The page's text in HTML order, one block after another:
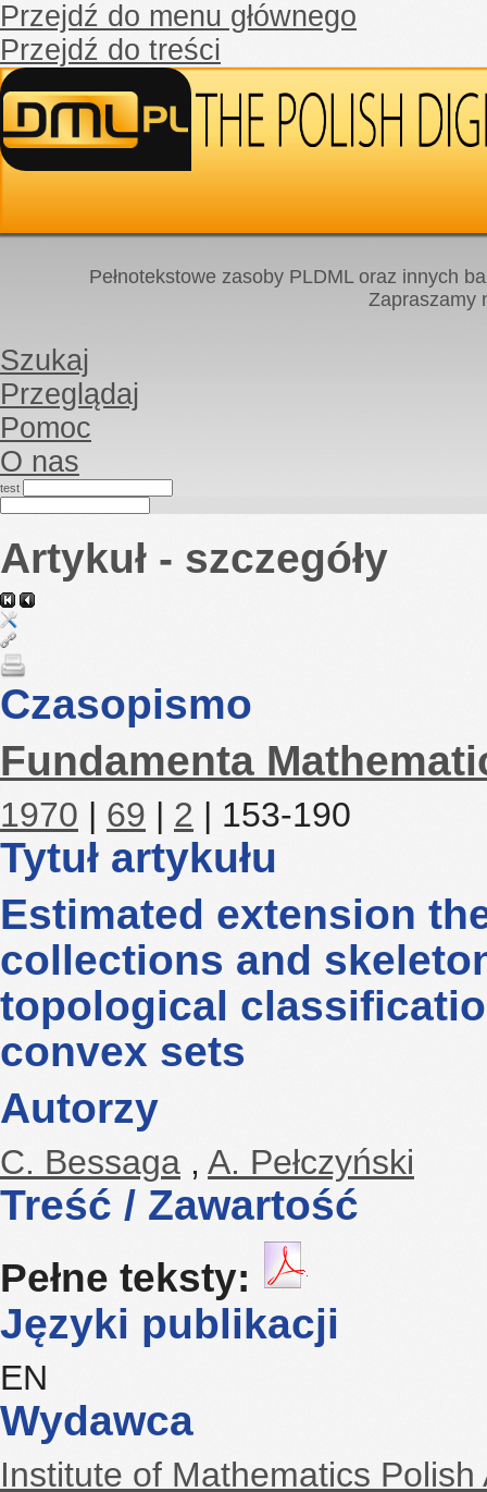
Przejdź do menu głównego
Przejdź do treści
Pełnotekstowe zasoby PLDML oraz innych
Zapraszamy
Szukaj
Przeglądaj
Pomoc
O nas
test
Artykuł - szczegóły
Czasopismo
Fundamenta
1970 | 69 | 2 | 153-190
Tytuł artykułu
Estimated extension
collections and
topological
convex sets
Autorzy
C. Bessaga , A. Pełczyński
Treść / Zawartość
Pełne teksty:
Języki publikacji
EN
Wydawca
Institute of Mathematics